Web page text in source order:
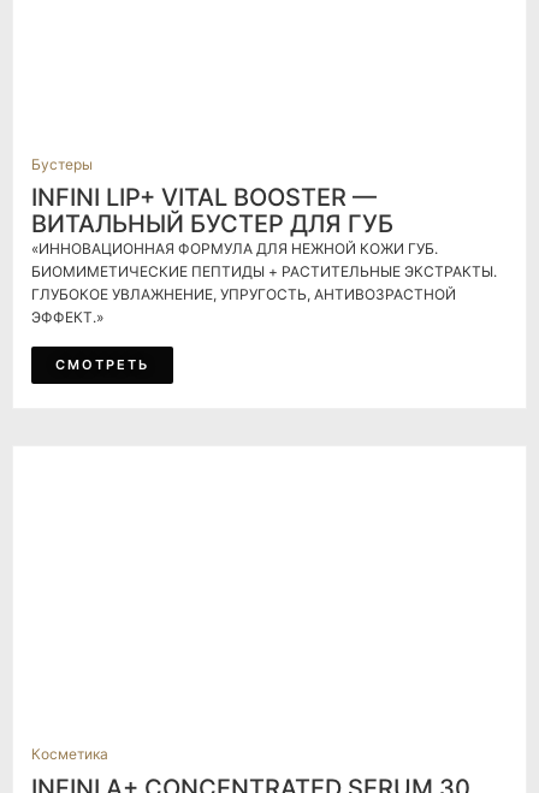
Бустеры
INFINI LIP+ VITAL BOOSTER —
ВИТАЛЬНЫЙ БУСТЕР ДЛЯ ГУБ
«ИННОВАЦИОННАЯ ФОРМУЛА ДЛЯ НЕЖНОЙ КОЖИ ГУБ.
БИОМИМЕТИЧЕСКИЕ ПЕПТИДЫ + РАСТИТЕЛЬНЫЕ ЭКСТРАКТЫ.
ГЛУБОКОЕ УВЛАЖНЕНИЕ, УПРУГОСТЬ, АНТИВОЗРАСТНОЙ
ЭФФЕКТ.»
СМОТРЕТЬ
Косметика